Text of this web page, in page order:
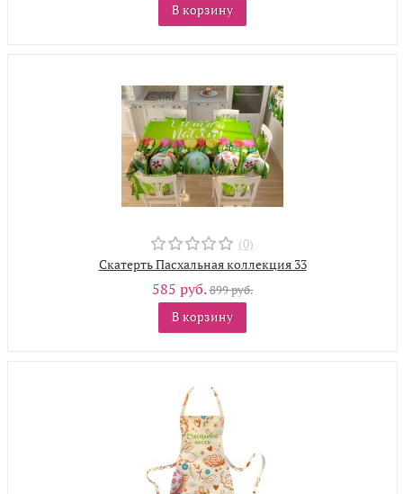
В корзину
(0)
Скатерть Пасхальная коллекция 33
585 руб.899 руб.
В корзину